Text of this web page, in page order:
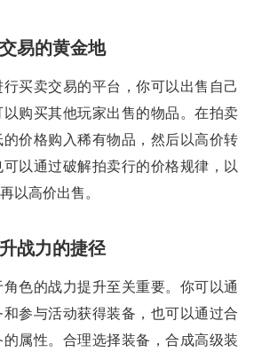
易的黄金地
买卖交易的平台，你可以出售自己
购买其他玩家出售的物品。在拍卖
价格购入稀有物品，然后以高价转
以通过破解拍卖行的价格规律，以
以高价出售。
战力的捷径
色的战力提升至关重要。你可以通
参与活动获得装备，也可以通过合
属性。合理选择装备，合成高级装